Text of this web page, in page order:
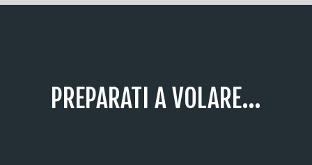
PREPARATI A VOLARE...